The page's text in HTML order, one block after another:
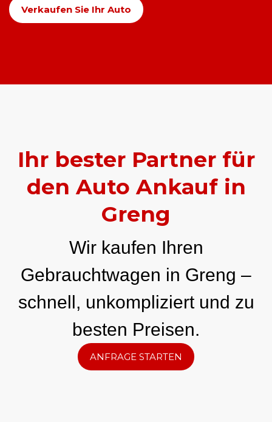
Verkaufen Sie Ihr Auto
Ihr bester Partner für
den Auto Ankauf in
Greng
Wir kaufen Ihren
Gebrauchtwagen in Greng –
schnell, unkompliziert und zu
besten Preisen.
ANFRAGE STARTEN